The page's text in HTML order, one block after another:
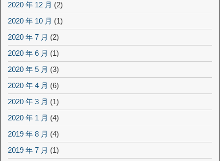
2020 年 12 月 (2)
2020 年 10 月 (1)
2020 年 7 月 (2)
2020 年 6 月 (1)
2020 年 5 月 (3)
2020 年 4 月 (6)
2020 年 3 月 (1)
2020 年 1 月 (4)
2019 年 8 月 (4)
2019 年 7 月 (1)